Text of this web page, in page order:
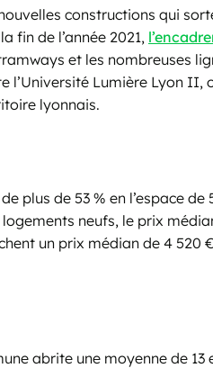
constructions qui
fin de l’année 2021,
et les nombreuses
Lumière Lyon II,
lyonnais.
plus de 53 % en l’espace de
neufs, le prix
un prix médian de 4 520
abrite une moyenne de 13